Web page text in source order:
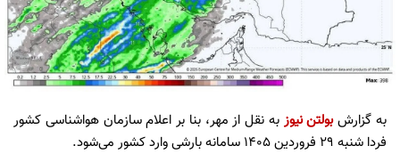
به گزارشبولتن نیوز به نقل از مهر، بنا بر اعلام سازمان هواشناسی کشور
فردا شنبه ۲۹ فروردین ۱۴۰۵ سامانه بارشی وارد کشور می‌شود.